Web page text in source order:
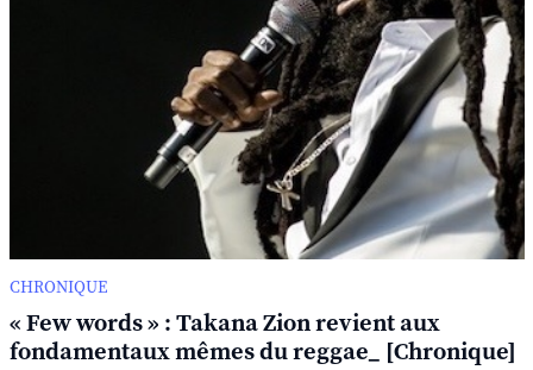
CHRONIQUE
« Few words » : Takana Zion revient aux
fondamentaux mêmes du reggae_ [Chronique]